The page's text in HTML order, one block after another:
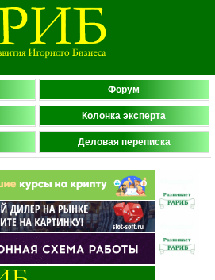
Форум
Колонка эксперта
Деловая переписка